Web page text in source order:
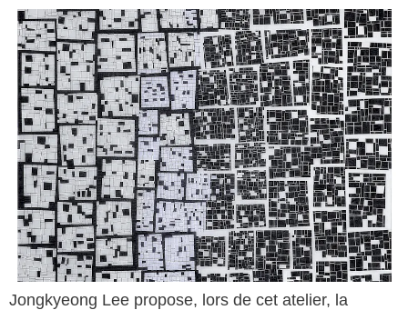
Jongkyeong Lee propose, lors de cet atelier, la